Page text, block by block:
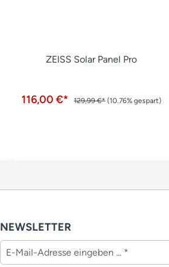
ZEISS Solar Panel Pro
116,00 €* 129,99 €* (10.76% gespart)
NEWSLETTER